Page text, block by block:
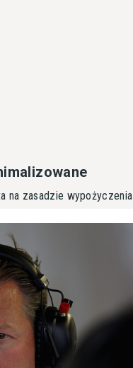
na zasadzie wypożyczenia